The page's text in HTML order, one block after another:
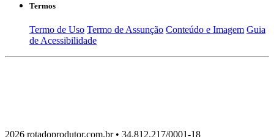
Termos
Termo de Uso Termo de Assunção Conteúdo e Imagem Guia
de Acessibilidade
2026 rotadoprodutor.com.br • 34.812.217/0001-18